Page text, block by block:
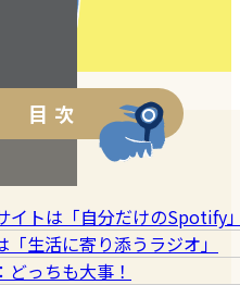
イトは「自分だけのSpotify
「生活に寄り添うラジオ」
どっちも大事！
目 次